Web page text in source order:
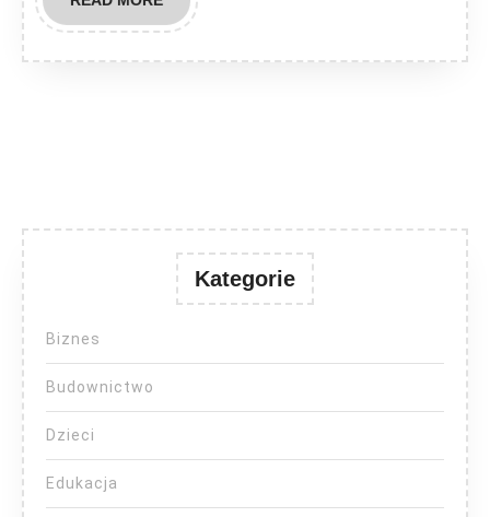
MORE
Kategorie
Biznes
Budownictwo
Dzieci
Edukacja